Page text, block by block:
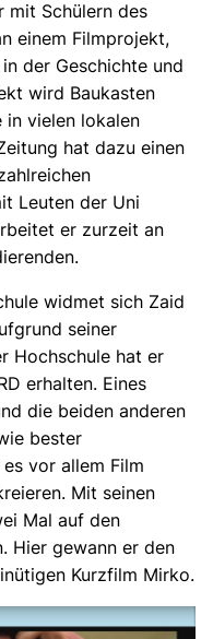
mit Schülern des
einem Filmprojekt,
der Geschichte und
wird Baukasten
in vielen lokalen
hat dazu einen
Leuten der Uni
er zurzeit an
widmet sich Zaid
seiner
Hochschule hat er
erhalten. Eines
die beiden anderen
bester
vor allem Film
Mit seinen
Mal auf den
Hier gewann er den
Kurzfilm Mirko.